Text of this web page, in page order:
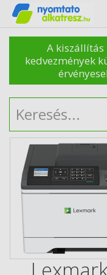
A kiszállítás
kedvezmények